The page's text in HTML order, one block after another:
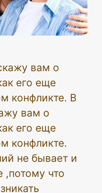
вам о
его еще
конфликте. В
вам о
его еще
конфликте.
не бывает и
,потому что